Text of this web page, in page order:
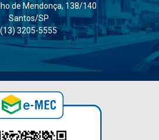
de Mendonça, 138/140
Santos/SP
(13) 3205-5555